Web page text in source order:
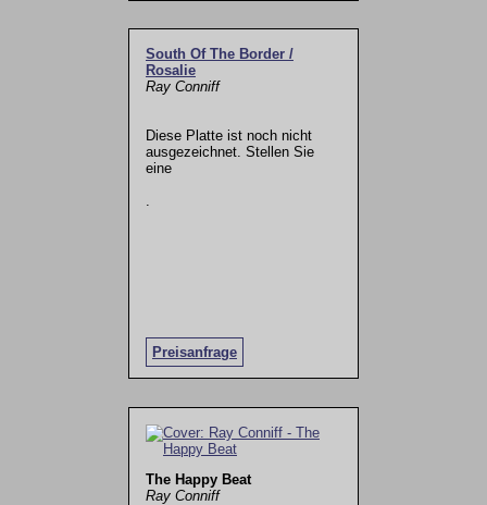
South Of The Border /
Rosalie
Ray Conniff
Diese Platte ist noch nicht
ausgezeichnet. Stellen Sie
eine
Preisanfrage
.
The Happy Beat
Ray Conniff